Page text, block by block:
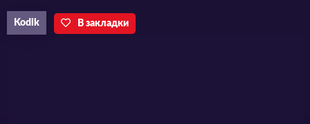
пользоваться высокотехнологической
виртуальной реальностью, которая с
Kodik В закладки